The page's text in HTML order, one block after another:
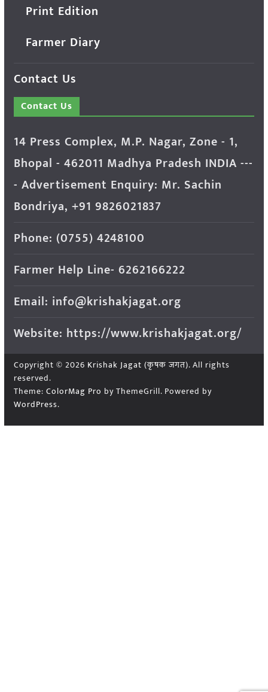
Print Edition
Farmer Diary
Contact Us
Contact Us
14 Press Complex, M.P. Nagar, Zone - 1,
Bhopal - 462011 Madhya Pradesh INDIA ---
- Advertisement Enquiry: Mr. Sachin
Bondriya, +91 9826021837
Phone: (0755) 4248100
Farmer Help Line- 6262166222
Email: info@krishakjagat.org
Website: https://www.krishakjagat.org/
Copyright © 2026 Krishak Jagat (कृषक जगत). All rights
reserved.
Theme: ColorMag Pro by ThemeGrill. Powered by
WordPress.